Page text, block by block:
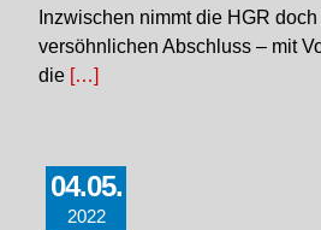
Inzwischen nimmt die HGR
versöhnlichen Abschluss – mit
die […]
04.05.
2022